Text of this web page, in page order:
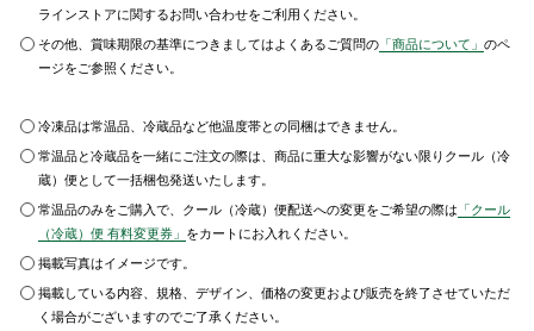
ラインストアに関するお問い合わせをご利用ください。
その他、賞味期限の基準につきましてはよくあるご質問の 「商品について」のペ
ージをご参照ください。
冷凍品は常温品、冷蔵品など他温度帯との同梱はできません。
常温品と冷蔵品を一緒にご注文の際は、商品に重大な影響がない限りクール（冷
蔵）便として一括梱包発送いたします。
常温品のみをご購入で、クール（冷蔵）便配送への変更をご希望の際は 「クール
（冷蔵）便 有料変更券」 をカートにお入れください。
掲載写真はイメージです。
掲載している内容、規格、デザイン、価格の変更および販売を終了させていただ
く場合がございますのでご了承ください。